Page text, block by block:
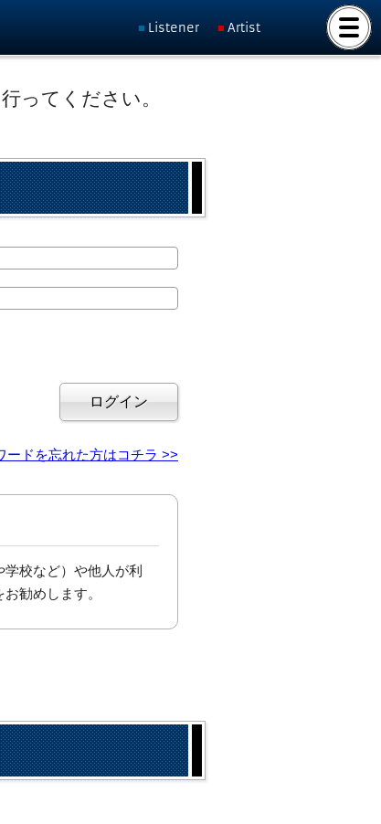
Listener Artist
ってください。
ードを忘れた方はコチラ >>
校など）や他人が利
勧めします。